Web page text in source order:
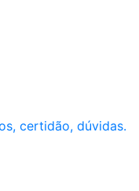
certidão, dúvidas.